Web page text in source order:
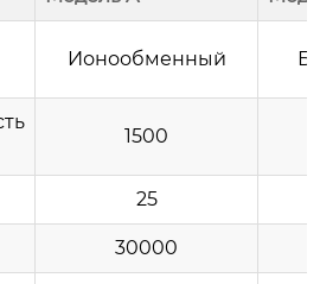
Ионообменный
1500
25
30000